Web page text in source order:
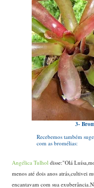
3-
Recebemos também
com as bromélias:
Angélica Tulhol disse:"Olá
menos até dois anos atrás,cultivei
encantavam com sua